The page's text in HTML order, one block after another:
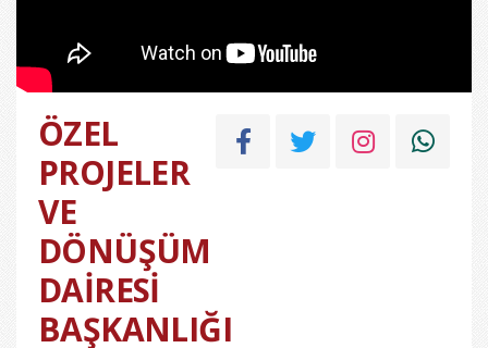
ÖZEL
PROJELER
VE
DÖNÜŞÜM
DAİRESİ
BAŞKANLIĞI